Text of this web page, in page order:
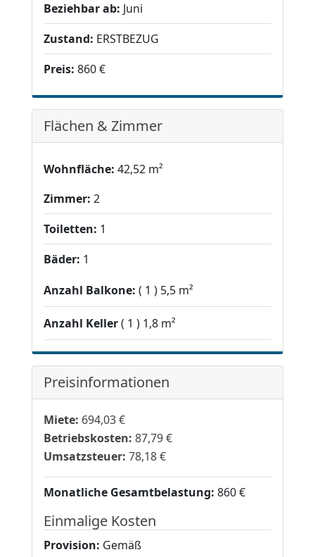
Beziehbar ab: Juni
Zustand: ERSTBEZUG
Preis: 860 €
Flächen & Zimmer
Wohnfläche: 42,52 m²
Zimmer: 2
Toiletten: 1
Bäder: 1
Anzahl Balkone:
1 5,5 m²
Anzahl Keller 1 1,8 m²
Preisinformationen
Miete: 694,03 €
Betriebskosten: 87,79 €
Umsatzsteuer: 78,18 €
Monatliche Gesamtbelastung: 860 €
Einmalige Kosten
Provision: Gemäß